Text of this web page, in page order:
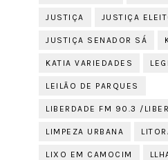
JUSTIÇA JUSTIÇA
JUSTIÇA SENADOR SÁ
KATIA VARIEDADES
LEILÃO DE PARQUES
LIBERDADE FM 90.3 /
LIMPEZA URBANA
LIXO EM CAMOCIM